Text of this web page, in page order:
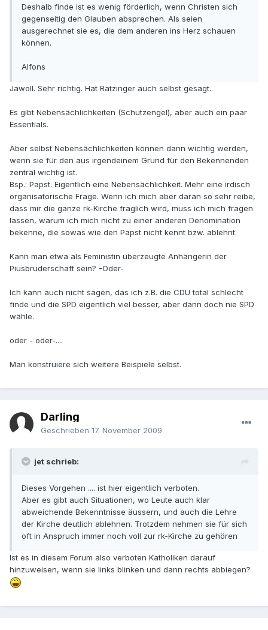
Deshalb finde ist es wenig förderlich, wenn Christen sich
gegenseitig den Glauben absprechen. Als seien
ausgerechnet sie es, die dem anderen ins Herz schauen
können.
Alfons
Jawoll. Sehr richtig. Hat Ratzinger auch selbst gesagt.
Es gibt Nebensächlichkeiten (Schutzengel), aber auch ein paar
Essentials.
Aber selbst Nebensächlichkeiten können dann wichtig werden,
wenn sie für den aus irgendeinem Grund für den Bekennenden
zentral wichtig ist.
Bsp.: Papst. Eigentlich eine Nebensächlichkeit. Mehr eine irdisch
organisatorische Frage. Wenn ich mich aber daran so sehr reibe,
dass mir die ganze rk-Kirche fraglich wird, muss ich mich fragen
lassen, warum ich mich nicht zu einer anderen Denomination
bekenne, die sowas wie den Papst nicht kennt bzw. ablehnt.
Kann man etwa als Feministin überzeugte Anhängerin der
Piusbruderschaft sein? -Oder-
Ich kann auch nicht sagen, das ich z.B. die CDU total schlecht
finde und die SPD eigentlich viel besser, aber dann doch nie SPD
wähle.
oder - oder-....
Man konstruiere sich weitere Beispiele selbst.
Darling
Geschrieben 17. November 2009
jet schrieb:
Dieses Vorgehen .... ist hier eigentlich verboten.
Aber es gibt auch Situationen, wo Leute auch klar
abweichende Bekenntnisse äussern, und auch die Lehre
der Kirche deutlich ablehnen. Trotzdem nehmen sie für sich
oft in Anspruch immer noch voll zur rk-Kirche zu gehören
Ist es in diesem Forum also verboten Katholiken darauf
hinzuweisen, wenn sie links blinken und dann rechts abbiegen?